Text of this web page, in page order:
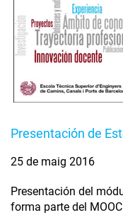
Presentación de
25 de maig 2016
Presentación del
forma parte del